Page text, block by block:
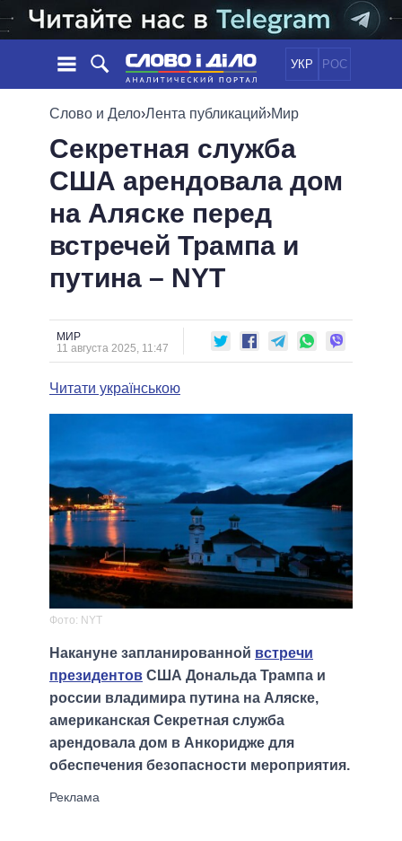
УКР РОС
НОВОСТИ
ЛЕНТА
СОБЫТИЯ
СТАТЬИ
ОБЗОРЫ
ДАЙДЖЕСТЫ
ПОЛИТИКА
ЭКОНОМИКА
ОБЩЕСТВО
МИР
ОБЕЩАНИЯ
ПОЛИТИКИ
ВСЕ ПОЛИТИКИ
ПРЕЗИДЕНТ И ОФИС
ВЕРХОВНАЯ РАДА
ГЛАВЫ ОБЛАДМИНИСТРАЦИЙ
МЭРЫ
ВСЕ ПЕРСОНЫ
ИНФОГРАФИКА
ВИДЕО
СРАВНЕНИЕ ПОЛИТИКОВ
Слово и Дело›Лента публикаций›Мир
Секретная служба
США арендовала дом
на Аляске перед
встречей Трампа и
путина – NYT
МИР
11 августа 2025, 11:47
Читати українською
Фото: NYT
Накануне запланированной встречи
президентов США Дональда Трампа и
россии владимира путина на Аляске,
американская Секретная служба
арендовала дом в Анкоридже для
обеспечения безопасности мероприятия.